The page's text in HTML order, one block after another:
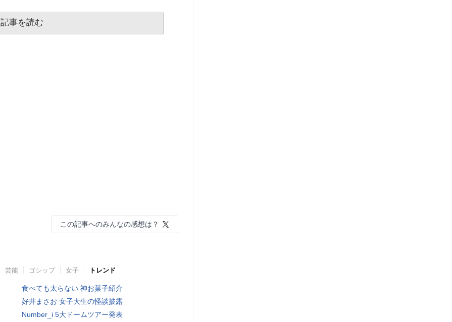
記事を読む
この記事へのみんなの感想は？
芸能 ゴシップ 女子 トレンド
食べても太らない 神お菓子紹介
好井まさお 女子大生の怪談披露
Number_i 5大ドームツアー発表